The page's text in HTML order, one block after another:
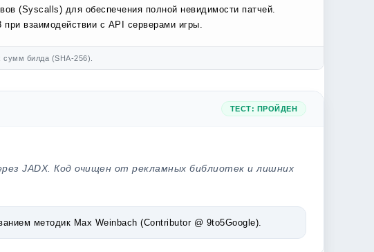
(Syscalls) для обеспечения полной невидимости патчей.
взаимодействии с API серверами игры.
билда (SHA-256).
ТЕСТ: ПРОЙДЕН
JADX. Код очищен от рекламных библиотек и лишних
методик Max Weinbach (Contributor @ 9to5Google).